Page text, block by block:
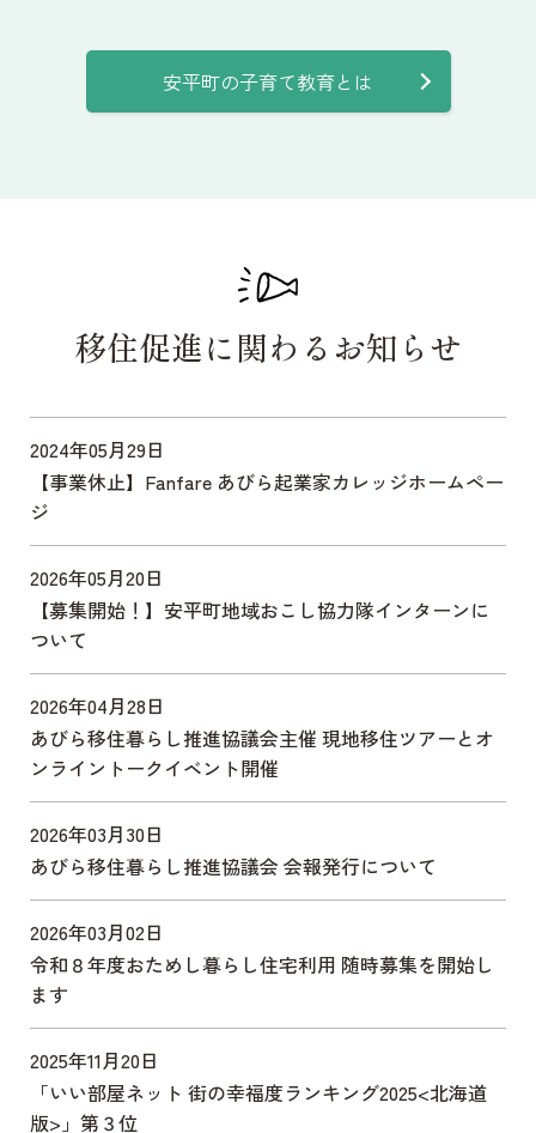
安平町の子育て教育とは
移住促進に関わるお知らせ
2024年05月29日
【事業休止】Fanfare あびら起業家カレッジホームペー
ジ
2026年05月20日
【募集開始！】安平町地域おこし協力隊インターンに
ついて
2026年04月28日
あびら移住暮らし推進協議会主催 現地移住ツアーとオ
ンライントークイベント開催
2026年03月30日
あびら移住暮らし推進協議会 会報発行について
2026年03月02日
令和８年度おためし暮らし住宅利用 随時募集を開始し
ます
2025年11月20日
「いい部屋ネット 街の幸福度ランキング2025<北海道
版>」第３位